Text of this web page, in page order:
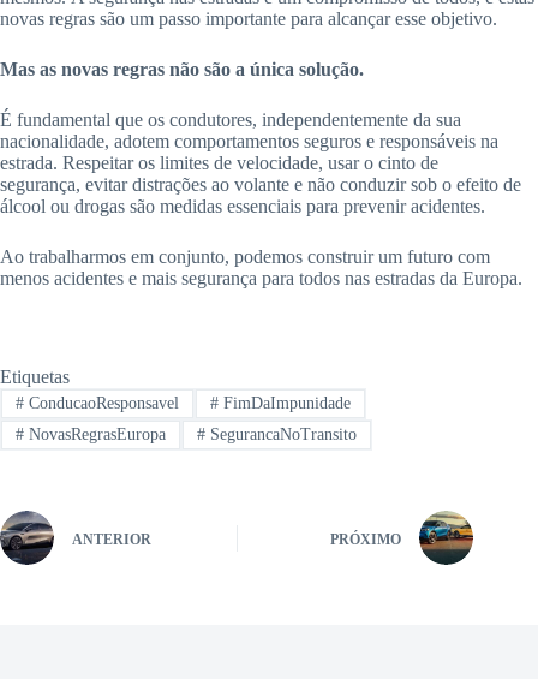
novas regras são um passo importante para alcançar esse objetivo.
Mas as novas regras não são a única solução.
É fundamental que os condutores, independentemente da sua
nacionalidade, adotem comportamentos seguros e responsáveis na
estrada. Respeitar os limites de velocidade, usar o cinto de
segurança, evitar distrações ao volante e não conduzir sob o efeito de
álcool ou drogas são medidas essenciais para prevenir acidentes.
Ao trabalharmos em conjunto, podemos construir um futuro com
menos acidentes e mais segurança para todos nas estradas da Europa.
Etiquetas
#ConducaoResponsavel #FimDaImpunidade
#NovasRegrasEuropa #SegurancaNoTransito
ANTERIOR PRÓXIMO